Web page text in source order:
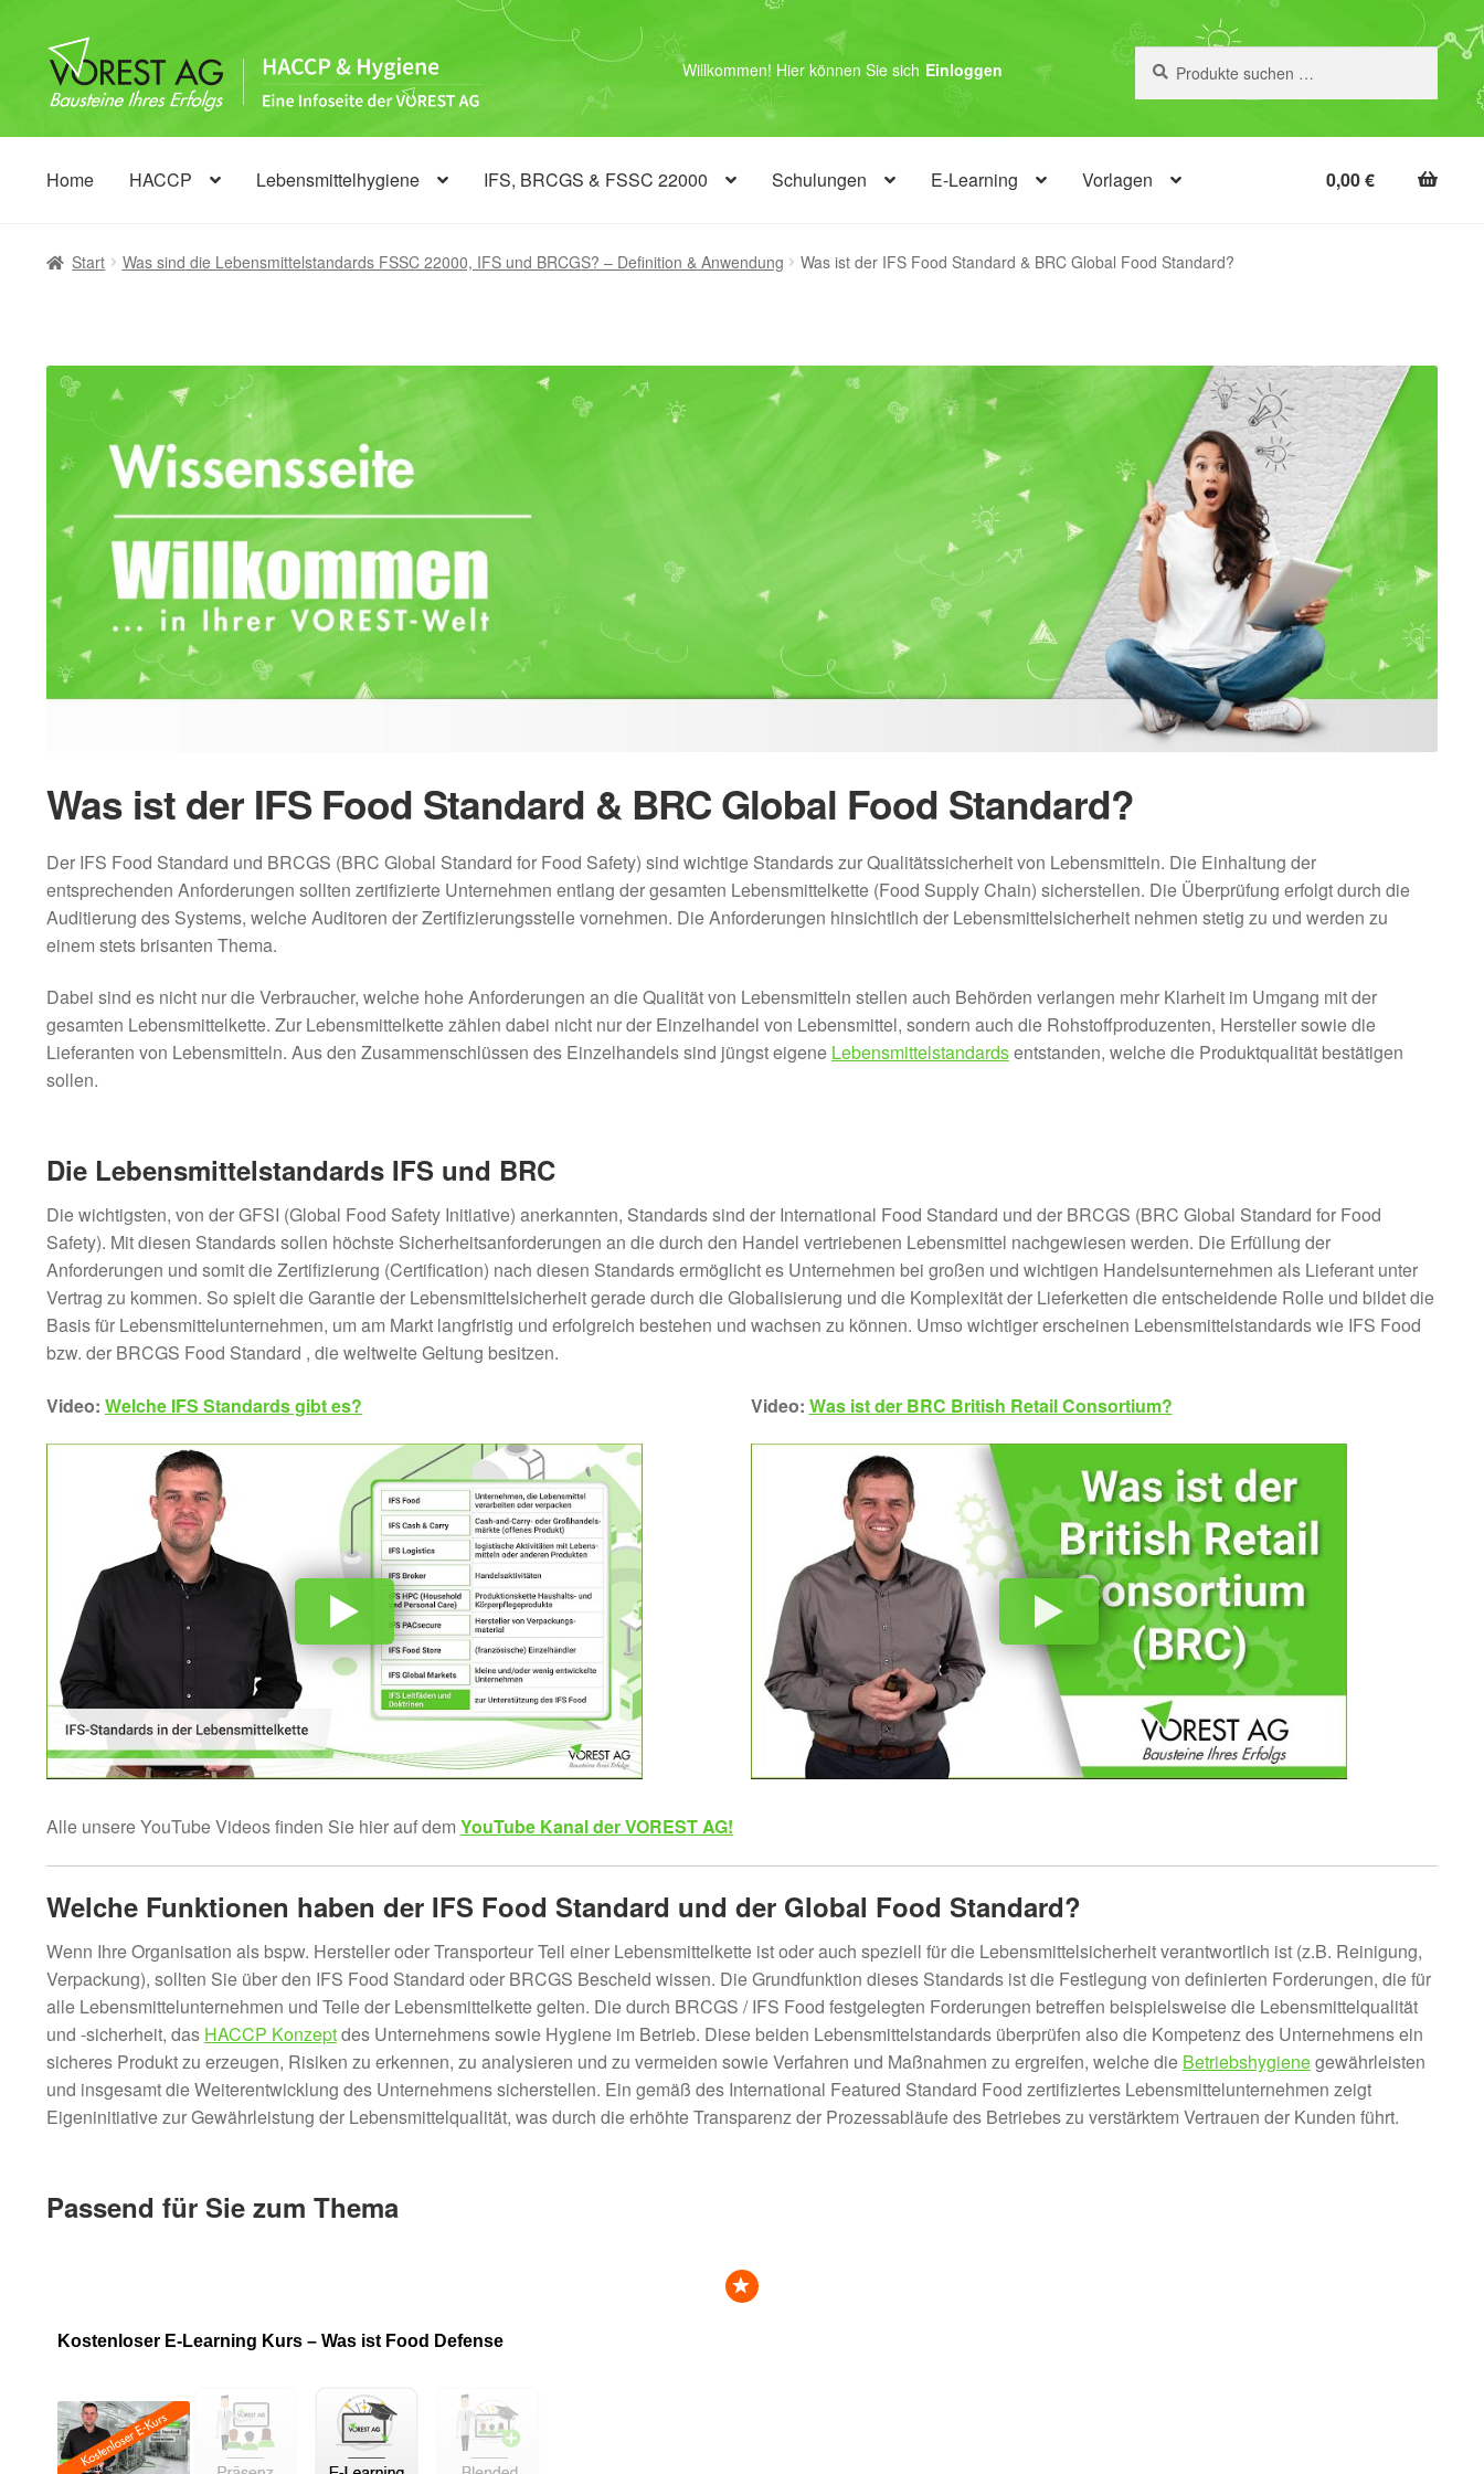
Zur
Navigation
springen
Zum
Inhalt
springen
Willkommen! Hier können Sie sich Einloggen
nach:
Home HACCP Lebensmittelhygiene IFS, BRCGS & FSSC 22000 Schulungen E-Learning Vorlagen 0,00€
Start Was sind die Lebensmittelstandards FSSC 22000, IFS und BRCGS? – Definition & Anwendung Was ist der IFS Food Standard & BRC Global Food Standard?
Was ist der IFS Food Standard & BRC Global Food Standard?
Der IFS Food Standard und BRCGS (BRC Global Standard for Food Safety) sind wichtige Standards zur Qualitätssicherheit von Lebensmitteln. Die Einhaltung der
entsprechenden Anforderungen sollten zertifizierte Unternehmen entlang der gesamten Lebensmittelkette (Food Supply Chain) sicherstellen. Die Überprüfung erfolgt durch die
Auditierung des Systems, welche Auditoren der Zertifizierungsstelle vornehmen. Die Anforderungen hinsichtlich der Lebensmittelsicherheit nehmen stetig zu und werden zu
einem stets brisanten Thema.
Dabei sind es nicht nur die Verbraucher, welche hohe Anforderungen an die Qualität von Lebensmitteln stellen auch Behörden verlangen mehr Klarheit im Umgang mit der
gesamten Lebensmittelkette. Zur Lebensmittelkette zählen dabei nicht nur der Einzelhandel von Lebensmittel, sondern auch die Rohstoffproduzenten, Hersteller sowie die
Lieferanten von Lebensmitteln. Aus den Zusammenschlüssen des Einzelhandels sind jüngst eigene Lebensmittelstandardsentstanden, welche die Produktqualität bestätigen
sollen.
Die Lebensmittelstandards IFS und BRC
Die wichtigsten, von der GFSI (Global Food Safety Initiative) anerkannten, Standards sind der International Food Standard und der BRCGS (BRC Global Standard for Food
Safety). Mit diesen Standards sollen höchste Sicherheitsanforderungen an die durch den Handel vertriebenen Lebensmittel nachgewiesen werden. Die Erfüllung der
Anforderungen und somit die Zertifizierung (Certification) nach diesen Standards ermöglicht es Unternehmen bei großen und wichtigen Handelsunternehmen als Lieferant unter
Vertrag zu kommen. So spielt die Garantie der Lebensmittelsicherheit gerade durch die Globalisierung und die Komplexität der Lieferketten die entscheidende Rolle und bildet die
Basis für Lebensmittelunternehmen, um am Markt langfristig und erfolgreich bestehen und wachsen zu können. Umso wichtiger erscheinen Lebensmittelstandards wie IFS Food
bzw. der BRCGS Food Standard , die weltweite Geltung besitzen.
Video: Welche IFS Standards gibt es? Video: Was ist der BRC British Retail Consortium?
Alle unsere YouTube Videos finden Sie hier auf dem YouTube Kanal der VOREST AG!
Welche Funktionen haben der IFS Food Standard und der Global Food Standard?
Wenn Ihre Organisation als bspw. Hersteller oder Transporteur Teil einer Lebensmittelkette ist oder auch speziell für die Lebensmittelsicherheit verantwortlich ist (z.B. Reinigung,
Verpackung), sollten Sie über den IFS Food Standard oder BRCGS Bescheid wissen. Die Grundfunktion dieses Standards ist die Festlegung von definierten Forderungen, die für
alle Lebensmittelunternehmen und Teile der Lebensmittelkette gelten. Die durch BRCGS / IFS Food festgelegten Forderungen betreffen beispielsweise die Lebensmittelqualität
und -sicherheit, das HACCP Konzeptdes Unternehmens sowie Hygiene im Betrieb. Diese beiden Lebensmittelstandards überprüfen also die Kompetenz des Unternehmens ein
sicheres Produkt zu erzeugen, Risiken zu erkennen, zu analysieren und zu vermeiden sowie Verfahren und Maßnahmen zu ergreifen, welche die Betriebshygienegewährleisten
und insgesamt die Weiterentwicklung des Unternehmens sicherstellen. Ein gemäß des International Featured Standard Food zertifiziertes Lebensmittelunternehmen zeigt
Eigeninitiative zur Gewährleistung der Lebensmittelqualität, was durch die erhöhte Transparenz der Prozessabläufe des Betriebes zu verstärktem Vertrauen der Kunden führt.
Passend für Sie zum Thema
Kostenloser E-Learning Kurs – Was ist Food Defense